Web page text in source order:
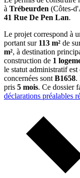
à Trébeurden (Côtes-
41 Rue De Pen Lan.
Le projet correspond à
portant sur 113 m² de
m², à destination
construction de 1
le statut administratif est
concernées sont B1658.
pris 5 mois. Ce dossier
déclarations préalables